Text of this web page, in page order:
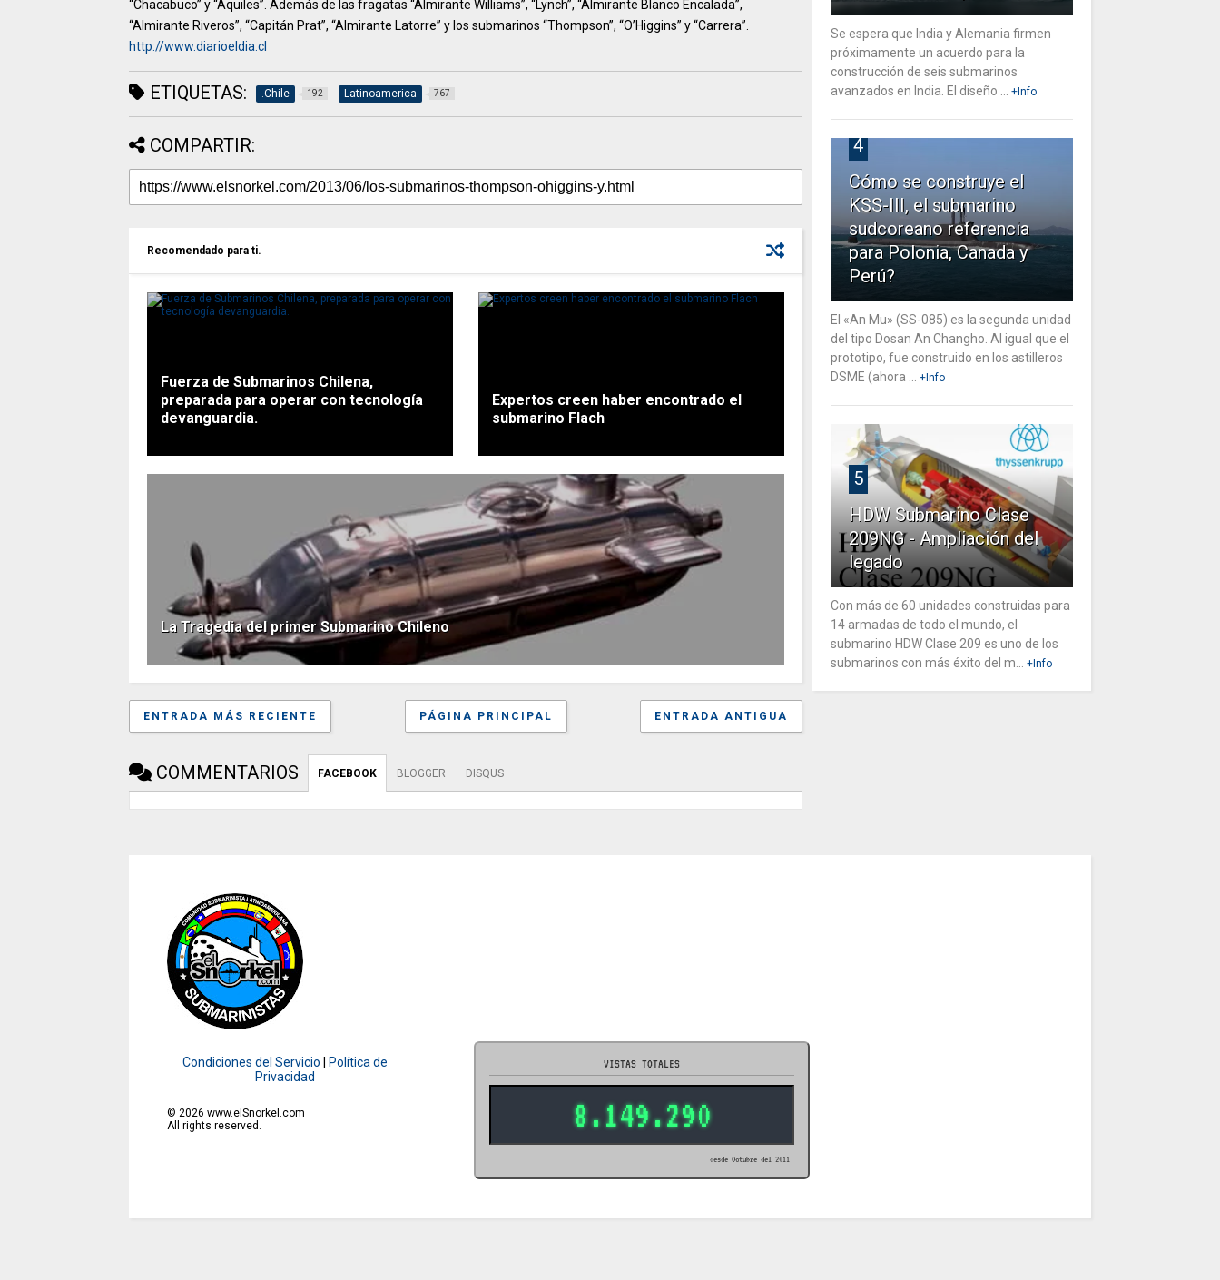
“Chacabuco” y “Aquiles”. Además de las fragatas “Almirante Williams”, “Lynch”, “Almirante Blanco Encalada”,
“Almirante Riveros”, “Capitán Prat”, “Almirante Latorre” y los submarinos “Thompson”, “O’Higgins” y “Carrera”.
http://www.diarioeldia.cl
ETIQUETAS: .Chile 192 Latinoamerica 767
COMPARTIR:
Recomendado para ti.
Fuerza de Submarinos Chilena,
preparada para operar con tecnología
devanguardia.
Expertos creen haber encontrado el
submarino Flach
La Tragedia del primer Submarino Chileno
ENTRADA MÁS RECIENTE ENTRADA ANTIGUA
PÁGINA PRINCIPAL
COMMENTARIOS FACEBOOK BLOGGER DISQUS
Se espera que India y Alemania firmen
próximamente un acuerdo para la
construcción de seis submarinos
avanzados en India. El diseño ...
+Info
4
Cómo se construye el
KSS-III, el submarino
sudcoreano referencia
para Polonia, Canada y
Perú?
El «An Mu» (SS-085) es la segunda unidad
del tipo Dosan An Changho. Al igual que el
prototipo, fue construido en los astilleros
DSME (ahora ...
+Info
5
HDW Submarino Clase
209NG - Ampliación del
legado
Con más de 60 unidades construidas para
14 armadas de todo el mundo, el
submarino HDW Clase 209 es uno de los
submarinos con más éxito del m...
+Info
Condiciones del Servicio
Política de
Privacidad
©2026 www.elSnorkel.com
All rights reserved.
VISTAS TOTALES
8.149.290
desde Octubre del 2011